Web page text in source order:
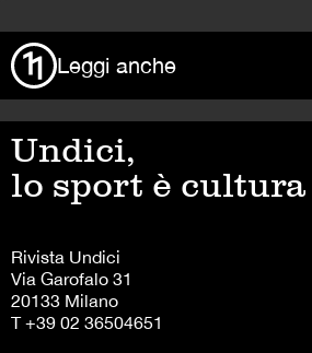
Leggi anche
Undici,
lo sport è cultura
Rivista Undici
Via Garofalo 31
20133 Milano
T +39 02 36504651